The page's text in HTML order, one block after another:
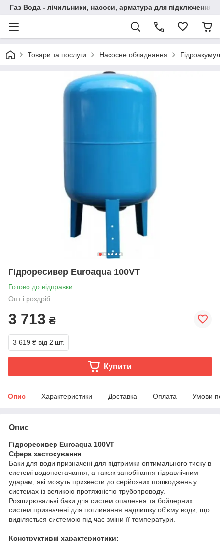
Газ Вода - лічильники, насоси, арматура для підключення,
Товари та послуги Насосне обладнання
Гідроресивер Euroaqua 100VT
Готово до відправки
Опт і роздріб
3 713 ₴
3 619 ₴ від 2 шт.
Купити
Опис Характеристики Доставка Оплата Умови
Опис
Гідроресивер Euroaqua 100VT
Сфера застосування
Баки для води призначені для підтримки оптимального тиску в
системі водопостачання, а також запобігання гідравлічним
ударам, які можуть призвести до серйозних пошкоджень у
системах із великою протяжністю трубопроводу.
Розширювальні баки для систем опалення та бойлерних
систем призначені для поглинання надлишку об'єму води, що
виділяється системою під час зміни її температури.
Конструктивні характеристики: